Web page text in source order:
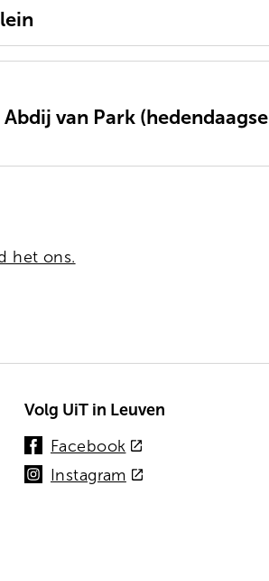
van Park (hedendaagse
het ons.
Volg UiT in Leuven
Facebook (externe
link)
Instagram(externe